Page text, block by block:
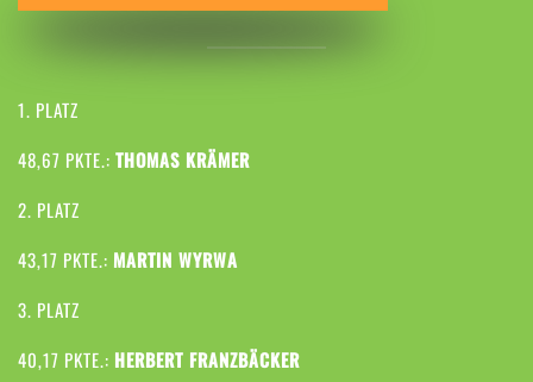
1. PLATZ
48,67 PKTE.: THOMAS KRÄMER
2. PLATZ
43,17 PKTE.: MARTIN WYRWA
3. PLATZ
40,17 PKTE.: HERBERT FRANZBÄCKER